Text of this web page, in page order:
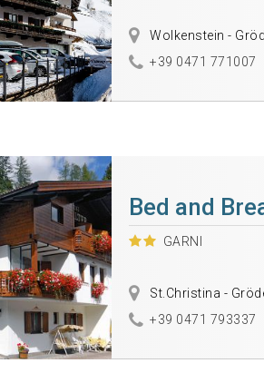
Wolkenstein -
+39 0471 771007
Bed and
GARNI
St.Christina -
+39 0471 793337